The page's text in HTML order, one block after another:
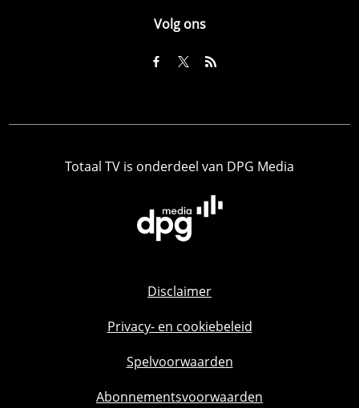
Volg ons
Totaal TV is onderdeel van DPG Media
Disclaimer
Privacy- en cookiebeleid
Spelvoorwaarden
Abonnementsvoorwaarden